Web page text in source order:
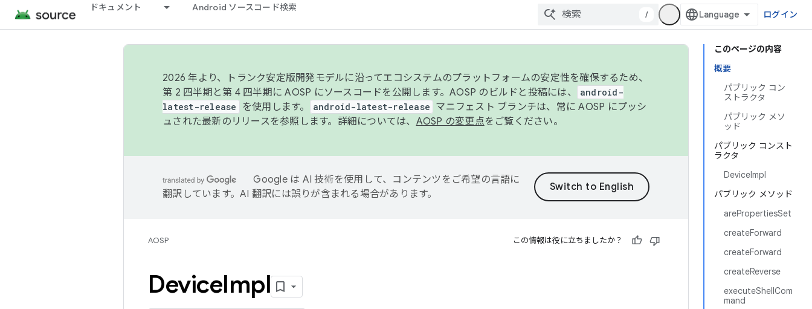
ドキュメント Android ソースコード検索
/ ログイン
このページの内容
概要
パブリック コン
ストラクタ
パブリック メソ
ッド
パブリック コンスト
ラクタ
DeviceImpl
パブリック メソッド
arePropertiesSet
createForward
createForward
createReverse
executeShellCom
mand
2026 年より、トランク安定版開発モデルに沿ってエコシステムのプラットフォームの安定性を確保するため、
第 2 四半期と第 4 四半期に AOSP にソースコードを公開します。AOSP のビルドと投稿には、
android-
latest-release
を使用します。 android-latest-release マニフェスト ブランチは、常に AOSP にプッシ
ュされた最新のリリースを参照します。詳細については、 AOSP の変更点をご覧ください。
Google は AI 技術を使用して、コンテンツをご希望の言語に
翻訳しています。AI 翻訳には誤りが含まれる場合があります。
AOSP この情報は役に立ちましたか？
DeviceImpl